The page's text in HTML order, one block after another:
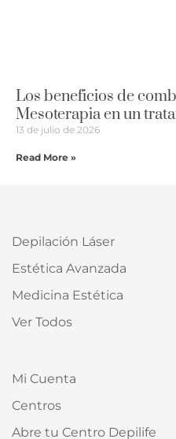
Los beneficios de
Mesoterapia en un
13 de julio de 2026
Read More »
Depilación Láser
Estética Avanzada
Medicina Estética
Ver Todos
Mi Cuenta
Centros
Abre tu Centro Depilife